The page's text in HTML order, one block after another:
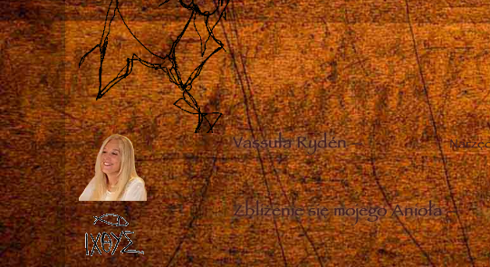
Vassula Rydén–
Zbliżenie się mojego Anioła–